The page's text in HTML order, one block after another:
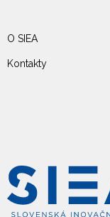
O SIEA
Kontakty